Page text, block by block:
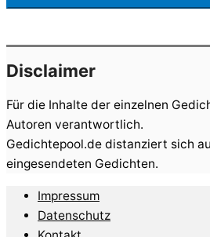
Disclaimer
Für die Inhalte der einzelnen
Autoren verantwortlich.
Gedichtepool.de distanziert sich
eingesendeten Gedichten.
Impressum
Datenschutz